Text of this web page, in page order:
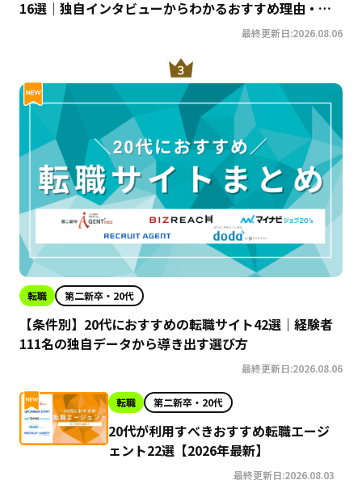
16選｜独自インタビューからわかるおすすめ理由・サ
最終更新日:2026.08.06
転職 第二新卒・20代
【条件別】20代におすすめの転職サイト42選｜経験者
111名の独自データから導き出す選び方
最終更新日:2026.08.06
転職 第二新卒・20代
20代が利用すべきおすすめ転職エージ
ェント22選【2026年最新】
最終更新日:2026.08.03